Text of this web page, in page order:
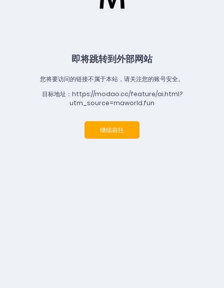
即将跳转到外部网站
您将要访问的链接不属于本站，请关注您的账号安全。
目标地址：https://modao.cc/feature/ai.html?
utm_source=maworld.fun
继续前往